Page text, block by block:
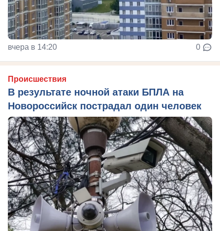
вчера в 14:20 0
Происшествия
В результате ночной атаки БПЛА на
Новороссийск пострадал один человек